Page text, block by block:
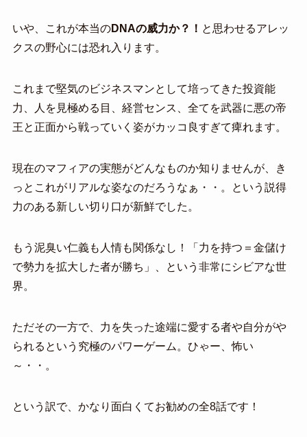
いや、これが本当のDNAの威力か？！ と思わせるアレッ
クスの野心には恐れ入ります。
これまで堅気のビジネスマンとして培ってきた投資能
力、人を見極める目、経営センス、全てを武器に悪の帝
王と正面から戦っていく姿がカッコ良すぎて痺れます。
現在のマフィアの実態がどんなものか知りませんが、き
っとこれがリアルな姿なのだろうなぁ・・。という説得
力のある新しい切り口が新鮮でした。
もう泥臭い仁義も人情も関係なし！「力を持つ＝金儲け
で勢力を拡大した者が勝ち」、という非常にシビアな世
界。
ただその一方で、力を失った途端に愛する者や自分がや
られるという究極のパワーゲーム。ひゃー、怖い
～・・。
という訳で、かなり面白くてお勧めの全8話です！